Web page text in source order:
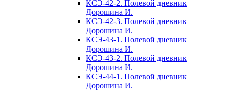
КСЭ-42-2. Полевой дневник
Дорошина И.
КСЭ-42-3. Полевой дневник
Дорошина И.
КСЭ-43-1. Полевой дневник
Дорошина И.
КСЭ-43-2. Полевой дневник
Дорошина И.
КСЭ-44-1. Полевой дневник
Дорошина И.